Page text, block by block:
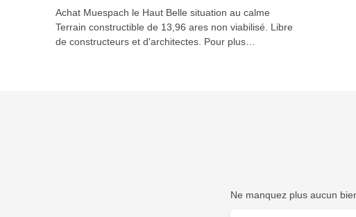
Achat Muespach le Haut Belle situation au calme
Terrain constructible de 13,96 ares non viabilisé. Libre
de constructeurs et d'architectes. Pour plus
Ne manquez plus aucun